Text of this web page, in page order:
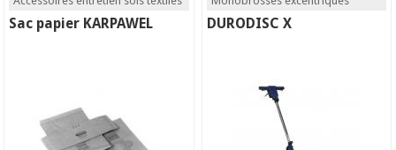
Sac papier KARPAWEL DURODISC X